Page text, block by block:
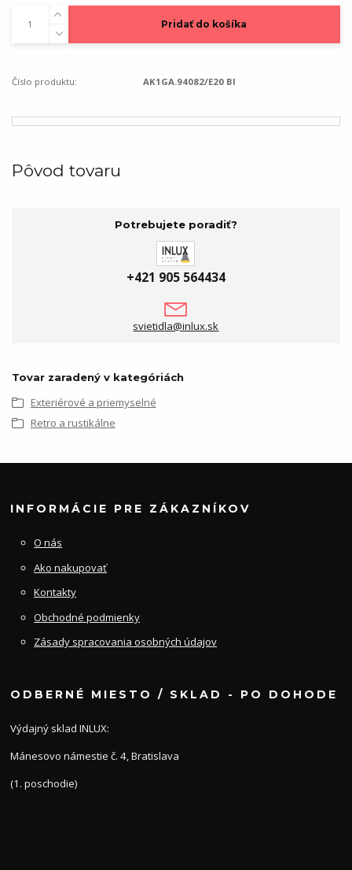
Pridať do košíka
Číslo produktu: AK1GA.94082/E20 BI
Pôvod tovaru
Potrebujete poradiť?
+421 905 564434
svietidla@inlux.sk
Tovar zaradený v kategóriách
Exteriérové a priemyselné
Retro a rustikálne
INFORMÁCIE PRE ZÁKAZNÍKOV
O nás
Ako nakupovať
Kontakty
Obchodné podmienky
Zásady spracovania osobných údajov
ODBERNÉ MIESTO / SKLAD - PO DOHODE
Výdajný sklad INLUX:
Mánesovo námestie č. 4, Bratislava
(1. poschodie)